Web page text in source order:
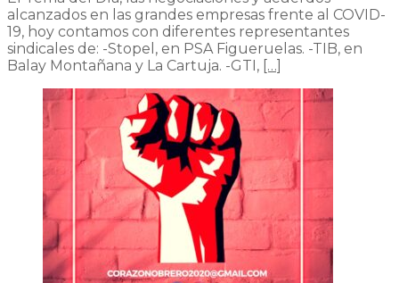
alcanzados en las grandes empresas frente al COVID-
19, hoy contamos con diferentes representantes
sindicales de: -Stopel, en PSA Figueruelas. -TIB, en
Balay Montañana y La Cartuja. -GTI, […]